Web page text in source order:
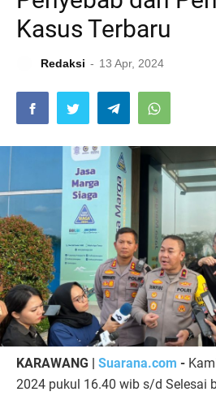
Kasus Terbaru
Redaksi 13 Apr, 2024
KARAWANG | Suarana.com -
2024 pukul 16.40 wib s/d Selesai